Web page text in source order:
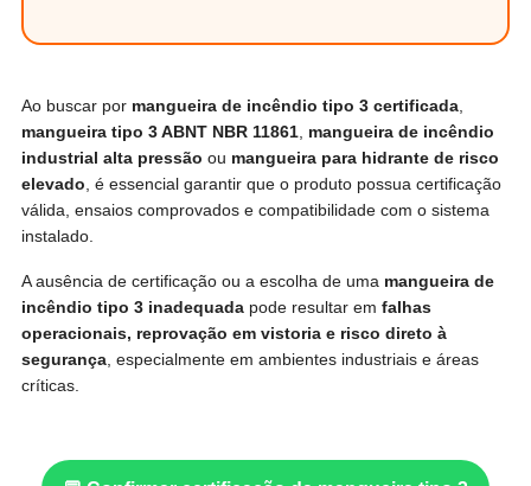
Ao buscar por mangueira de incêndio tipo 3 certificada,
mangueira tipo 3 ABNT NBR 11861, mangueira de incêndio
industrial alta pressão ou mangueira para hidrante de risco
elevado , é essencial garantir que o produto possua certificação
válida, ensaios comprovados e compatibilidade com o sistema
instalado.
A ausência de certificação ou a escolha de uma mangueira de
incêndio tipo 3 inadequadapode resultar em falhas
operacionais, reprovação em vistoria e risco direto à
segurança, especialmente em ambientes industriais e áreas
críticas.